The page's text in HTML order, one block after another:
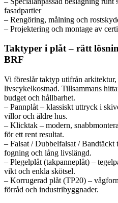
fasadpartier
– Rengöring, målning och
– Projektering och montage av
Taktyper i plåt – rätt
BRF
Vi föreslår taktyp utifrån
livscykelkostnad. Tillsammans
budget och hållbarhet.
– Pannplåt – klassiskt uttryck i
villor och äldre hus.
– Klicktak – modern,
för ett rent resultat.
– Falsat / Dubbelfalsat /
fogning och lång livslängd.
– Plegelplåt (takpanneplåt) –
vikt och enkla skötsel.
– Korrugerad plåt (TP20) –
förråd och industribyggnader.